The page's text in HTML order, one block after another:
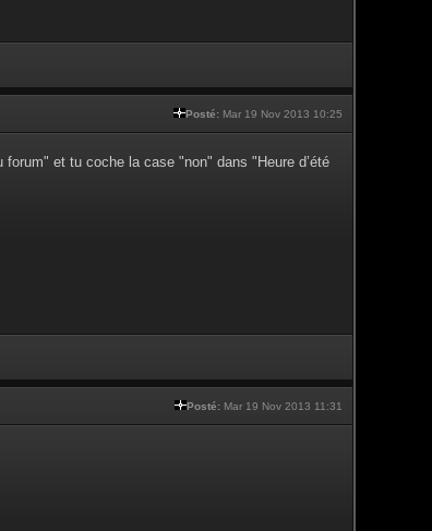
Posté: Mar 19 Nov 2013 10:25
et tu coche la case "non" dans "Heure d’été
Posté: Mar 19 Nov 2013 11:31